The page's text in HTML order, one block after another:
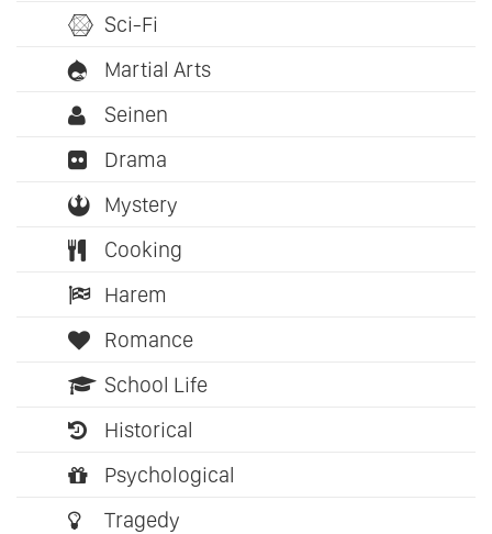
Sci-Fi
Martial Arts
Seinen
Drama
Mystery
Cooking
Harem
Romance
School Life
Historical
Psychological
Tragedy